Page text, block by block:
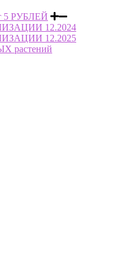
5 РУБЛЕЙ
12.2024
12.2025
растений